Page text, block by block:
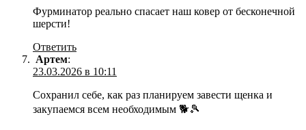
Фурминатор реально спасает наш ковер от бесконечной
шерсти!
Ответить
Артем:
23.03.2026 в 10:11
Сохранил себе, как раз планируем завести щенка и
закупаемся всем необходимым 🐕🎾